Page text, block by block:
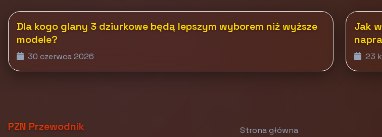
Dla kogo glany 3 dziurkowe będą lepszym wyborem niż wyższe
modele?
30 czerwca 2026
Jak
23
PZN Przewodnik Strona główna